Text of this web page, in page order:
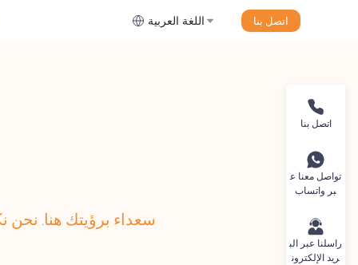
اللغة العربية اتصل بنا
سعداء برؤيتك هنا.
اتصل بنا
تواصل معنا ع
بر واتساب
راسلنا عبر الب
ريد الإلكترون